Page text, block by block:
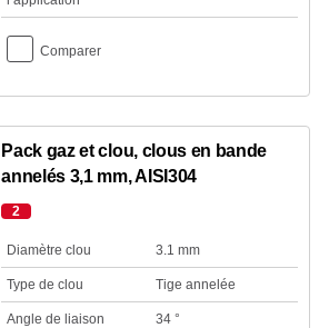
Comparer
Pack gaz et clou, clous en bande
annelés 3,1 mm, AISI304
2
Diamètre clou 3.1 mm
Type de clou Tige annelée
Angle de liaison 34 °